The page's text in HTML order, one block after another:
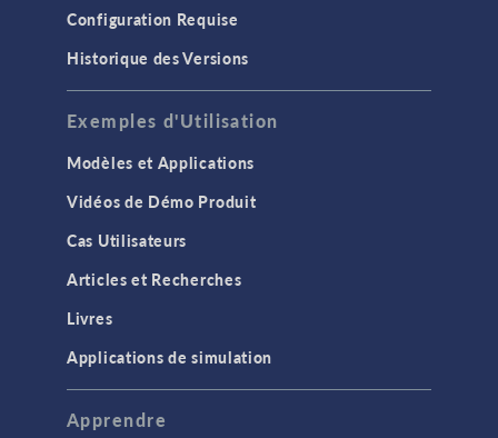
Configuration Requise
Historique des Versions
Exemples d'Utilisation
Modèles et Applications
Vidéos de Démo Produit
Cas Utilisateurs
Articles et Recherches
Livres
Applications de simulation
Apprendre